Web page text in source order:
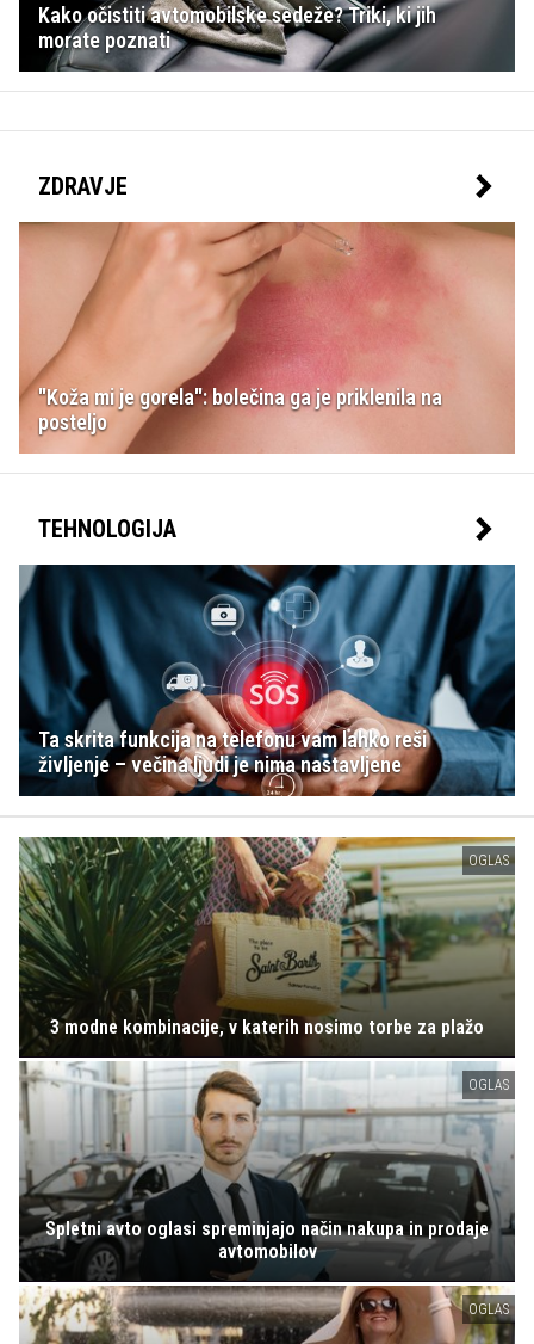
Kako očistiti avtomobilske sedeže? Triki, ki jih
morate poznati
ZDRAVJE
"Koža mi je gorela": bolečina ga je priklenila na
posteljo
TEHNOLOGIJA
Ta skrita funkcija na telefonu vam lahko reši
življenje – večina ljudi je nima nastavljene
OGLAS
3 modne kombinacije, v katerih nosimo torbe za plažo
OGLAS
Spletni avto oglasi spreminjajo način nakupa in prodaje
avtomobilov
OGLAS